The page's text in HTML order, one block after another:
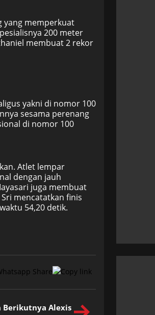
yang memperkuat
200 meter
membuat 2 rekor
yakni di nomor 100
sesama perenang
di nomor 100
Atlet lempar
dengan jauh
juga membuat
mencatatkan finis
54,20 detik.
Berikutnya Alexis